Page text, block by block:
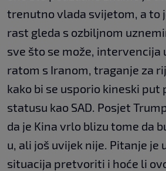
trenutno vlada svijetom, a to
rast gleda s ozbiljnom
sve što se može, intervencija
ratom s Iranom, traganje za
kako bi se usporio kineski put
statusu kao SAD. Posjet
da je Kina vrlo blizu tome da
u, ali još uvijek nije. Pitanje je
situacija pretvoriti i hoće li